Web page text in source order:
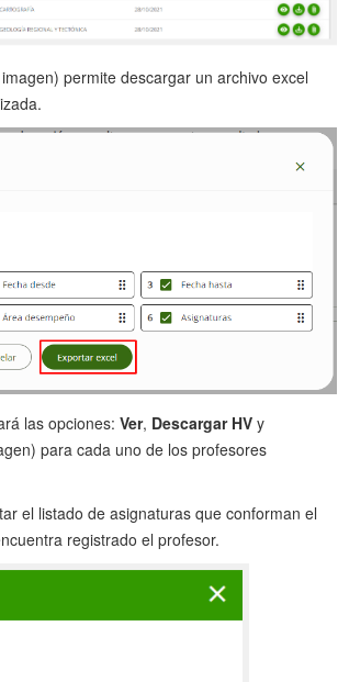
permite descargar un archivo excel
las opciones: Ver, Descargar HV y
para cada uno de los profesores
el listado de asignaturas que conforman el
registrado el profesor.